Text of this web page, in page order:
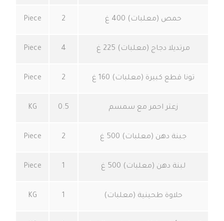
حمص (معلبات) 400 غ 2
Piece
مرتديلا دجاج (معلبات) 225 غ 4
Piece
تونا قطع كبيرة (معلبات) 160 غ 2
Piece
زعتر احمر مع سمسم 0.5
KG
جبنة دهن (معلبات) 500 غ 2
Piece
لبنة دهن (معلبات) 500 غ 1
Piece
حلاوة طحينية (معلبات) 1
KG